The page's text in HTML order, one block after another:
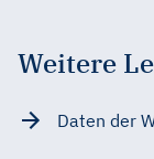
Weitere
Daten der